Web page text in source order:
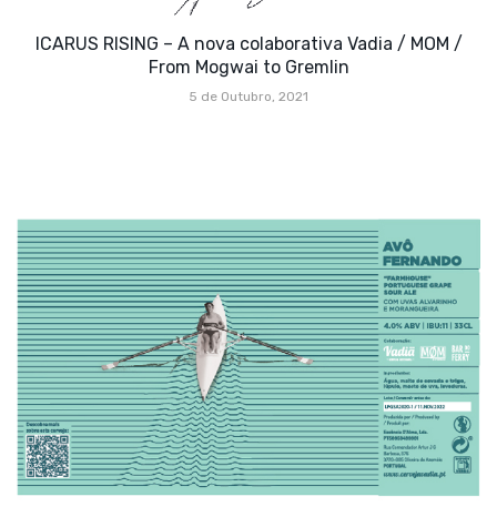
ICARUS RISING – A nova colaborativa Vadia / MOM /
From Mogwai to Gremlin
5 de Outubro, 2021